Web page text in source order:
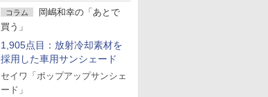
コラム
岡嶋和幸の「あとで
買う」
1,905点目：放射冷却素材を
採用した車用サンシェード
セイワ「ポップアップサンシェ
ード」